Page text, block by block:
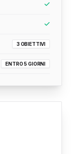
3 OBIETTIVI
ENTRO 5 GIORNI